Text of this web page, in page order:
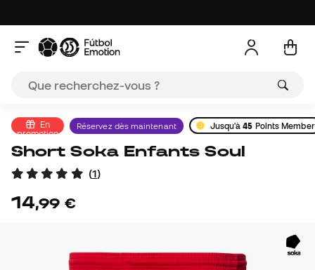
En
promotion
Réservez dès maintenant Jusqu'à45 Points Member
Short Soka Enfants Soul
(1)
14,99 €